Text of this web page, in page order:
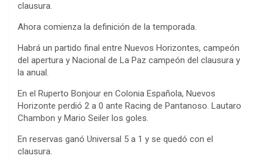
clausura.
Ahora comienza la definición de la temporada.
Habrá un partido final entre Nuevos Horizontes, campeón
del apertura y Nacional de La Paz campeón del clausura y
la anual.
En el Ruperto Bonjour en Colonia Española, Nuevos
Horizonte perdió 2 a 0 ante Racing de Pantanoso. Lautaro
Chambon y Mario Seiler los goles.
En reservas ganó Universal 5 a 1 y se quedó con el
clausura.